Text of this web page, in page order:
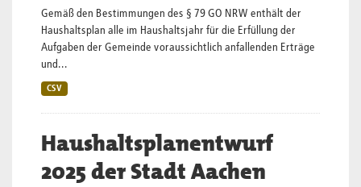
Gemäß den Bestimmungen des § 79 GO NRW enthält der
Haushaltsplan alle im Haushaltsjahr für die Erfüllung der
Aufgaben der Gemeinde voraussichtlich anfallenden Erträge
und...
CSV
Haushaltsplanentwurf
2025 der Stadt Aachen